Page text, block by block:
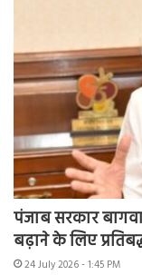
पंजाब सरकार
बढ़ाने के लिए
24 July 2026 - 1:45 PM